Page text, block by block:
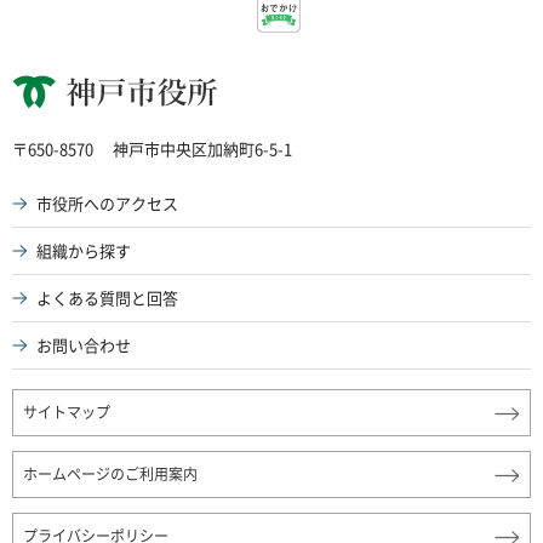
神戸市役所
〒650-8570 神戸市中央区加納町6-5-1
市役所へのアクセス
組織から探す
よくある質問と回答
お問い合わせ
サイトマップ
ホームページのご利用案内
プライバシーポリシー